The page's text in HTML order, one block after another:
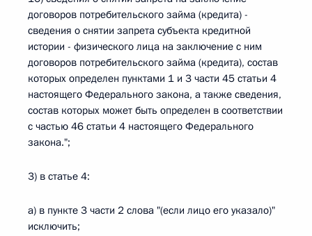
договоров потребительского займа (кредита) -
сведения о снятии запрета субъекта кредитной
истории - физического лица на заключение с ним
договоров потребительского займа (кредита), состав
которых определен пунктами 1 и 3 части 45 статьи 4
настоящего Федерального закона, а также сведения,
состав которых может быть определен в соответствии
с частью 46 статьи 4 настоящего Федерального
закона.";
3) в статье 4:
а) в пункте 3 части 2 слова "(если лицо его указало)"
исключить;